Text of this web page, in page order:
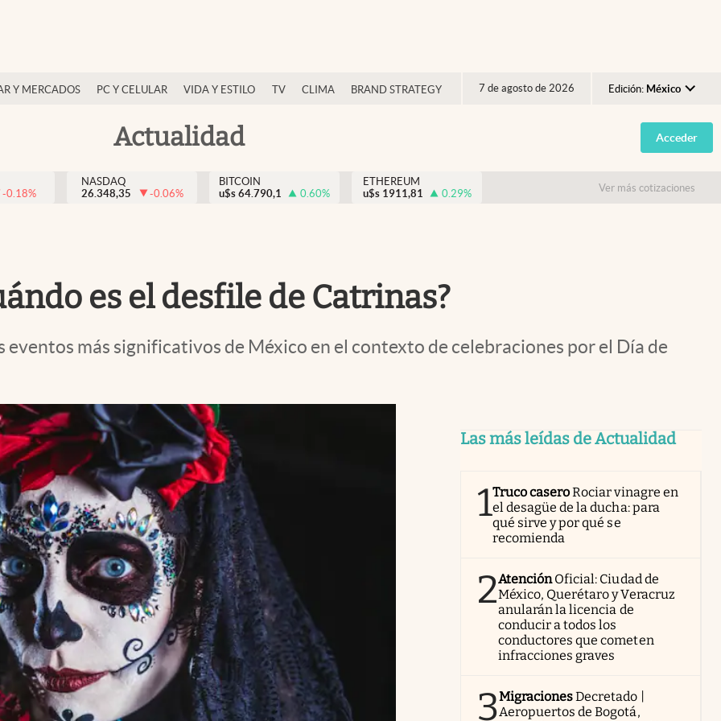
Y MERCADOS PC Y CELULAR VIDA Y ESTILO TV CLIMA BRAND STRATEGY 7 de agosto de 2026 Edición: México
Argentina
España
USA
Actualidad Acceder
-0.18%
NASDAQ
26.348,35
-0.06%
BITCOIN
u$s 64.790,1 0.60%
ETHEREUM
u$s 1911,81 0.29% Ver más cotizaciones
es el desfile de Catrinas?
más significativos de México en el contexto de celebraciones por el Día de
Las más leídas de Actualidad
1Truco caseroRociar vinagre en
el desagüe de la ducha: para
qué sirve y por qué se
recomienda
2AtenciónOficial: Ciudad de
México, Querétaro y Veracruz
anularán la licencia de
conducir a todos los
conductores que cometen
infracciones graves
3MigracionesDecretado |
Aeropuertos de Bogotá,